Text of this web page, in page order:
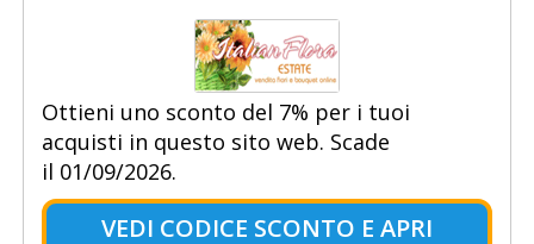
Ottieni uno sconto del 7% per i tuoi
acquisti in questo sito web. Scade
il 01/09/2026.
VEDI CODICE SCONTO E APRI